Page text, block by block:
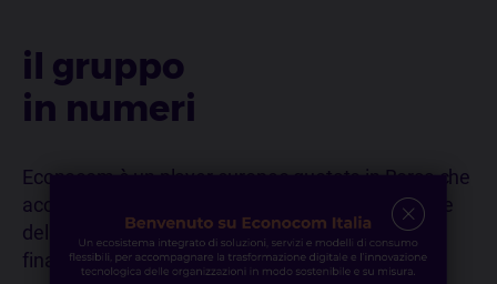
il gruppo
in numeri
Econocom è un player europeo quotato in Borsa che
accelera la trasformazione digitale delle aziende e
delle organizzazioni pubbliche ponendo gli utenti
finali al centro di ogni progetto.